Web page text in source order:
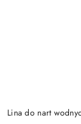
Lina do nart